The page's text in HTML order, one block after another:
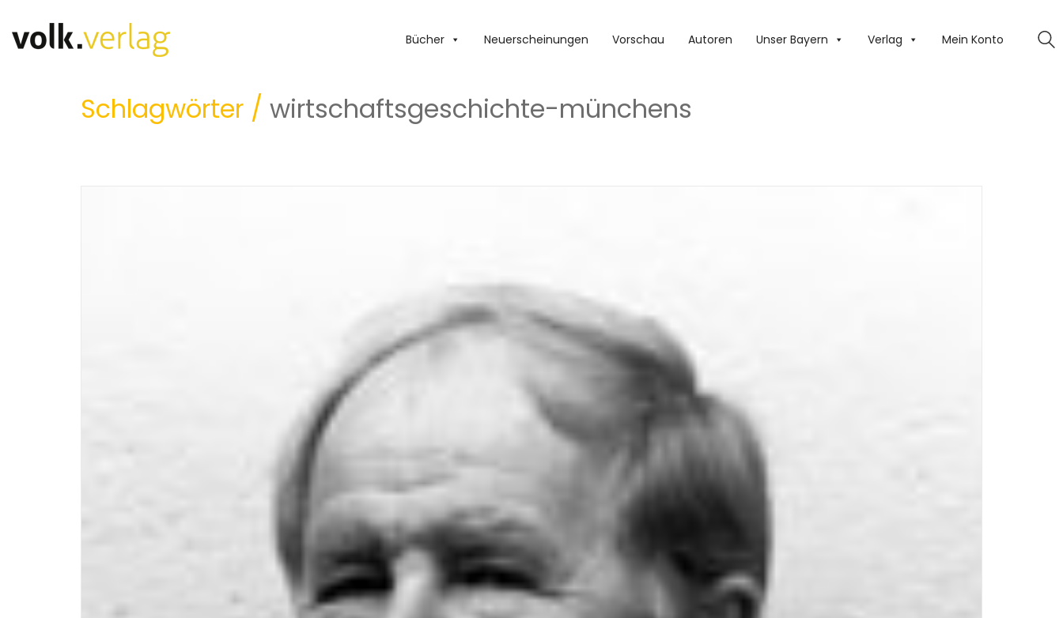
Bücher Neuerscheinungen Vorschau Autoren Unser Bayern Verlag Mein Konto
Schlagwörter / wirtschaftsgeschichte-münchens